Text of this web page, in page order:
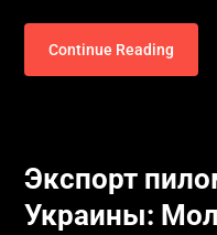
Continue Reading
Экспорт
Украины: